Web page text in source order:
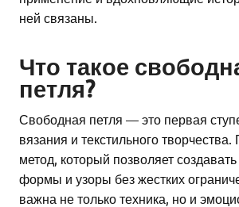
ней связаны.
Что такое
петля?
Свободная петля — это первая
вязания и текстильного творчества.
метод, который позволяет
формы и узоры без жестких
важна не только техника, но и